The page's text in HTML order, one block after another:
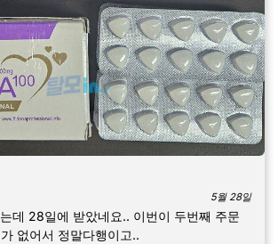
5월 28일
데 28일에 받았네요.. 이번이 두번째 주문
없어서 정말다행이고..